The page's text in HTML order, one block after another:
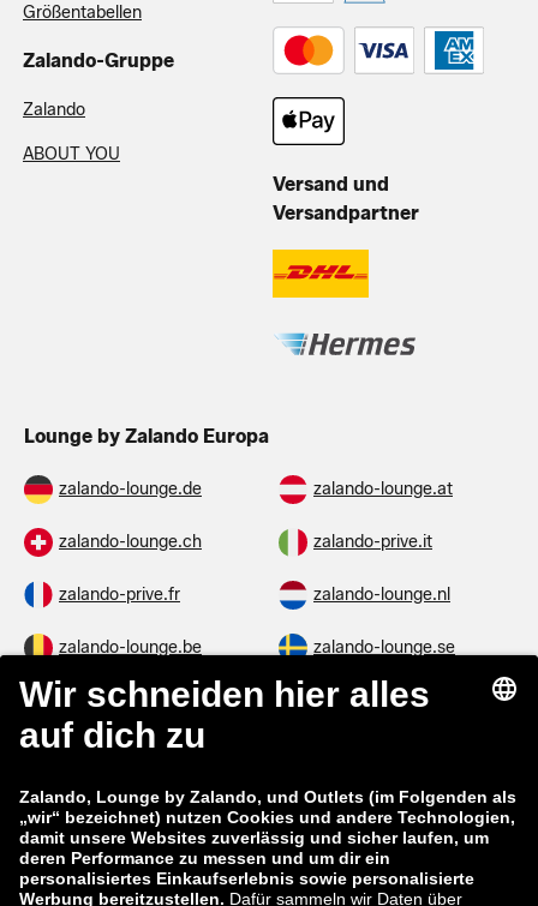
Größentabellen
Zalando-Gruppe
Zalando
ABOUT YOU
Versand und
Versandpartner
Lounge by Zalando Europa
zalando-lounge.de zalando-lounge.at
zalando-lounge.ch zalando-prive.it
zalando-prive.fr zalando-lounge.nl
zalando-lounge.be zalando-lounge.se
zalando-lounge.fi zalando-lounge.dk
zalando-lounge.co.uk
zalando-prive.es zalando-lounge.cz
zalando-lounge.lt zalando-lounge.sk